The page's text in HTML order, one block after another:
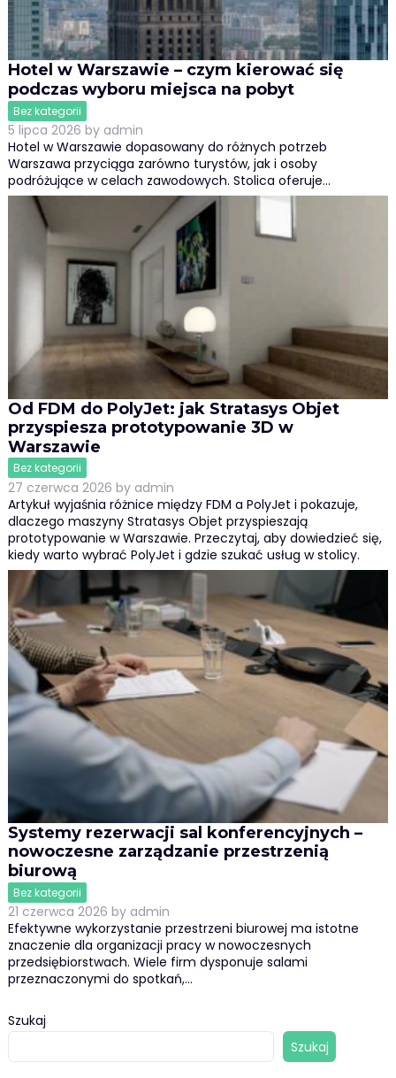
Hotel w Warszawie – czym kierować się
podczas wyboru miejsca na pobyt
Bez kategorii
5 lipca 2026 by admin
Hotel w Warszawie dopasowany do różnych potrzeb
Warszawa przyciąga zarówno turystów, jak i osoby
podróżujące w celach zawodowych. Stolica oferuje…
Od FDM do PolyJet: jak Stratasys Objet
przyspiesza prototypowanie 3D w
Warszawie
Bez kategorii
27 czerwca 2026 by admin
Artykuł wyjaśnia różnice między FDM a PolyJet i pokazuje,
dlaczego maszyny Stratasys Objet przyspieszają
prototypowanie w Warszawie. Przeczytaj, aby dowiedzieć się,
kiedy warto wybrać PolyJet i gdzie szukać usług w stolicy.
Systemy rezerwacji sal konferencyjnych –
nowoczesne zarządzanie przestrzenią
biurową
Bez kategorii
21 czerwca 2026 by admin
Efektywne wykorzystanie przestrzeni biurowej ma istotne
znaczenie dla organizacji pracy w nowoczesnych
przedsiębiorstwach. Wiele firm dysponuje salami
przeznaczonymi do spotkań,…
Szukaj
Szukaj